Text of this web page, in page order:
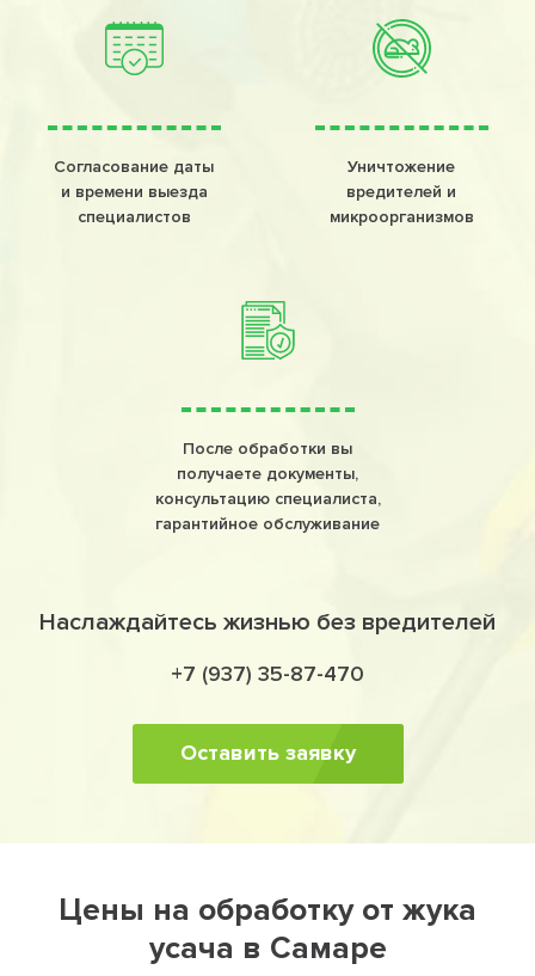
Согласование даты
и времени выезда
специалистов
Уничтожение
вредителей и
микроорганизмов
После обработки вы
получаете документы,
консультацию специалиста,
гарантийное обслуживание
Наслаждайтесь жизнью без вредителей
+7 (937) 35-87-470
Оставить заявку
Цены на обработку от жука
усача в Самаре